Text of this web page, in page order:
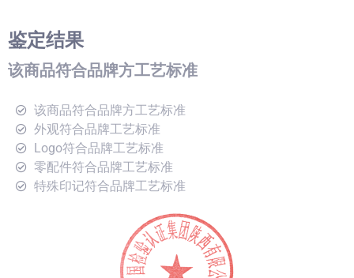
鉴定结果
该商品符合品牌方工艺标准
该商品符合品牌方工艺标准
外观符合品牌工艺标准
Logo符合品牌工艺标准
零配件符合品牌工艺标准
特殊印记符合品牌工艺标准